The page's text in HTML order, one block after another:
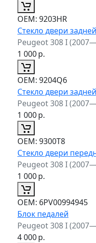
ОЕМ: 9203HR
Стекло двери
Peugeot 308 I
1 000р.
ОЕМ: 9204Q6
Стекло двери
Peugeot 308 I
1 000р.
ОЕМ: 9300T8
Стекло двери
Peugeot 308 I
1 000р.
ОЕМ: 6PV00994945
Блок педалей
Peugeot 308 I
4 000р.